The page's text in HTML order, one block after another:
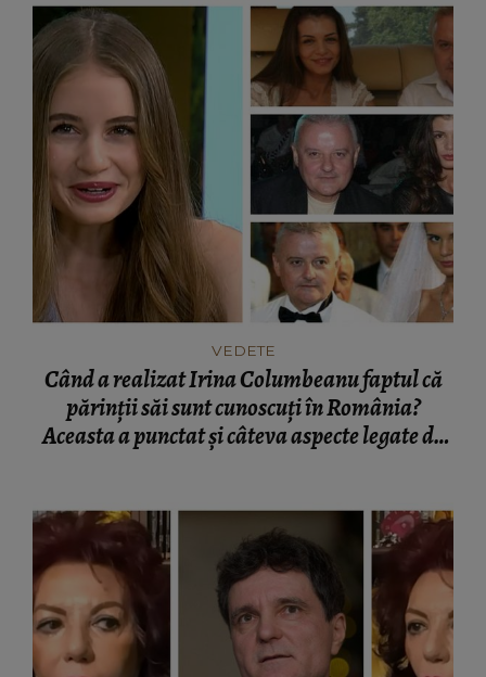
VEDETE
Când a realizat Irina Columbeanu faptul că
părinții săi sunt cunoscuți în România?
Aceasta a punctat și câteva aspecte legate de